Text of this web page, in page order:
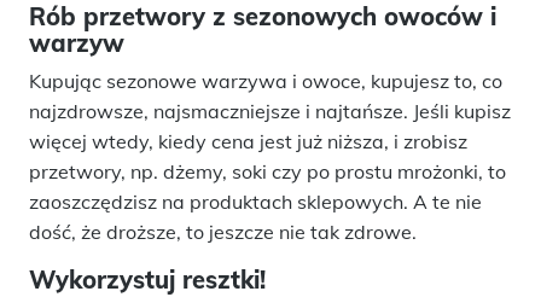
Rób przetwory z sezonowych owoców i
warzyw
Kupując sezonowe warzywa i owoce, kupujesz to, co
najzdrowsze, najsmaczniejsze i najtańsze. Jeśli kupisz
więcej wtedy, kiedy cena jest już niższa, i zrobisz
przetwory, np. dżemy, soki czy po prostu mrożonki, to
zaoszczędzisz na produktach sklepowych. A te nie
dość, że droższe, to jeszcze nie tak zdrowe.
Wykorzystuj resztki!